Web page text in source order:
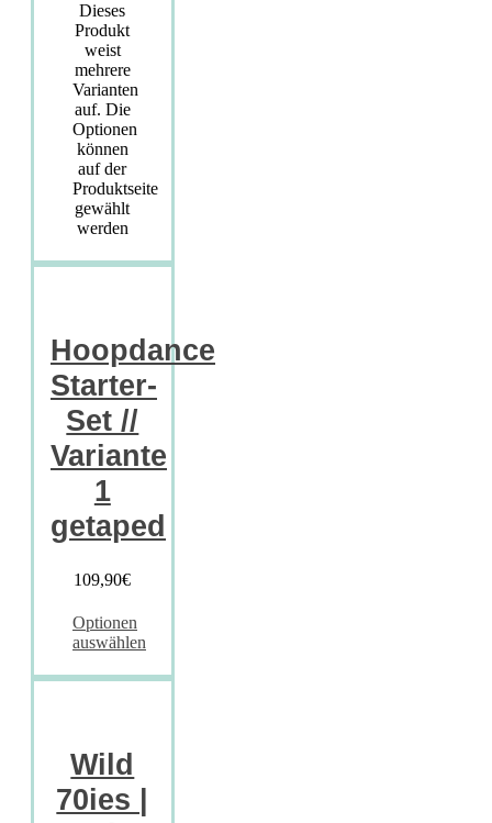
Dieses
Produkt
weist
mehrere
Varianten
auf. Die
Optionen
können
auf der
Produktseite
gewählt
werden
Hoopdance
Starter-
Set //
Variante
1
getaped
109,90€
Optionen
auswählen
Wild
70ies |